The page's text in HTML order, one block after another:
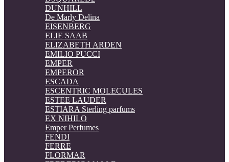
DUNHILL
De Marly Delina
EISENBERG
ELIE SAAB
ELIZABETH ARDEN
EMILIO PUCCI
EMPER
EMPEROR
ESCADA
ESCENTRIC MOLECULES
ESTEE LAUDER
ESTIARA Sterling parfums
EX NIHILO
Emper Perfumes
FENDI
FERRE
FLORMAR